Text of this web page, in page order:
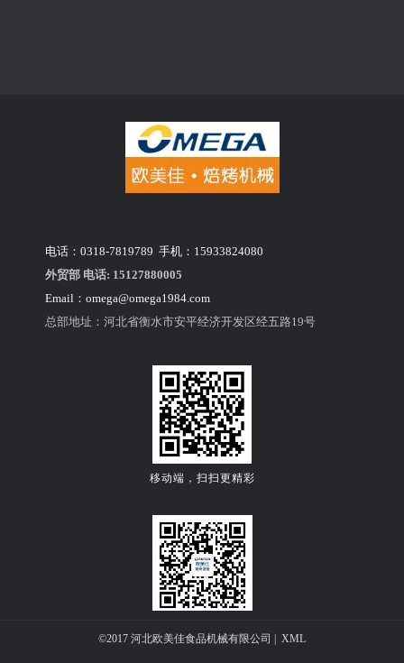
-------------面缸搭配举升机--------------
电话：0318-7819789 手机：15933824080
外贸部 电话: 15127880005
Email： omega@omega1984.com
总部地址：河北省衡水市安平经济开发区经五路19号
移动端，扫扫更精彩
©2017 河北欧美佳食品机械有限公司 | XML